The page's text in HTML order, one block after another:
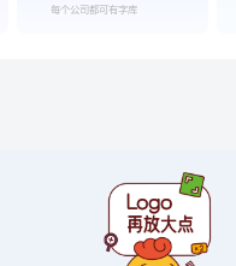
每个公司都可有字库